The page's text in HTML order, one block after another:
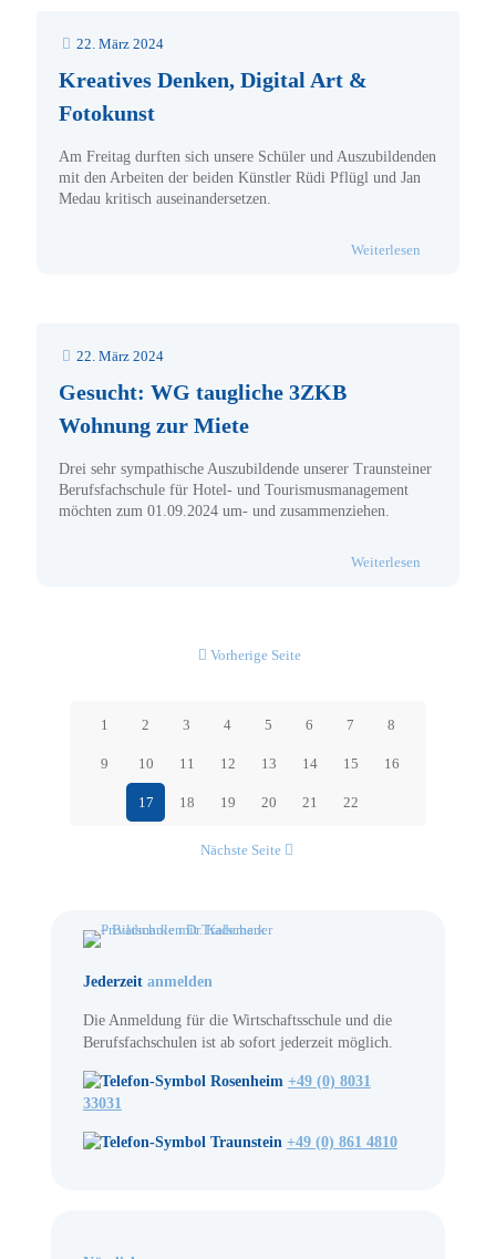
22. März 2024
Kreatives Denken, Digital Art &
Fotokunst
Am Freitag durften sich unsere Schüler und Auszubildenden
mit den Arbeiten der beiden Künstler Rüdi Pflügl und Jan
Medau kritisch auseinandersetzen.
Weiterlesen
22. März 2024
Gesucht: WG taugliche 3ZKB
Wohnung zur Miete
Drei sehr sympathische Auszubildende unserer Traunsteiner
Berufsfachschule für Hotel- und Tourismusmanagement
möchten zum 01.09.2024 um- und zusammenziehen.
Weiterlesen
Vorherige Seite
1 2 3 4 5 6 7 8
9 10 11 12 13 14 15 16
17 18 19 20 21 22
Nächste Seite
Jederzeit anmelden
Die Anmeldung für die Wirtschaftsschule und die
Berufsfachschulen ist ab sofort jederzeit möglich.
Rosenheim +49 (0) 8031
33031
Traunstein +49 (0) 861 4810